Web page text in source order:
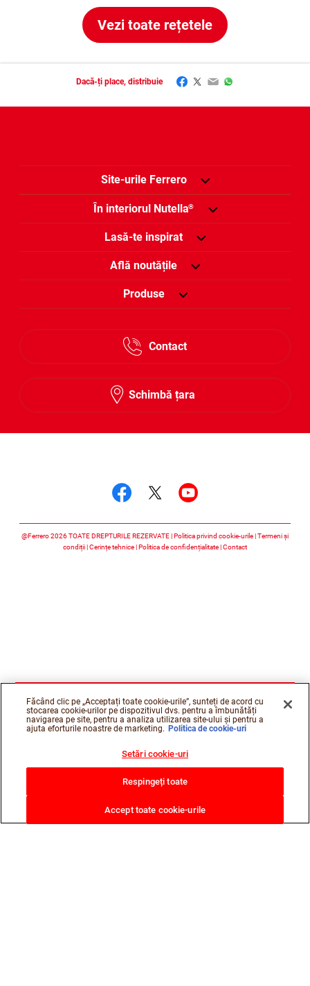
Vezi toate rețetele
Dacă-ți place, distribuie Facebook
Twitter
EmailWhatsApp
Site-urile Ferrero
În interiorul Nutella®
Lasă-te inspirat
Află noutățile
Produse
Contact
Schimbă țara
@Ferrero 2026 TOATE DREPTURILE REZERVATE Politica privind cookie-urile Termeni și
condiții Cerințe tehnice Politica de confidențialitate Contact
Făcând clic pe „Acceptați toate cookie-urile”, sunteți de acord cu
stocarea cookie-urilor pe dispozitivul dvs. pentru a îmbunătăți
navigarea pe site, pentru a analiza utilizarea site-ului și pentru a
ajuta eforturile noastre de marketing. Politica de cookie-uri
Setări cookie-uri
Respingeți toate
Accept toate cookie-urile